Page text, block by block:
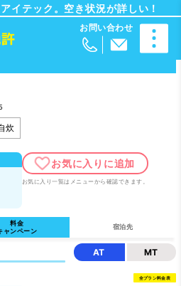
イテック。空き状況が詳しい！
炊
お気に入り一覧はメニューから確認できます。
料金
ャンペーン
宿泊先
AT MT
全プラン料金表